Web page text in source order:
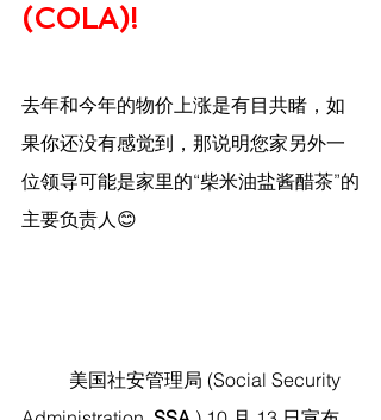
(COLA)!
去年和今年的物价上涨是有目共睹，如
果你还没有感觉到，那说明您家另外一
位领导可能是家里的“柴米油盐酱醋茶”的
主要负责人😊